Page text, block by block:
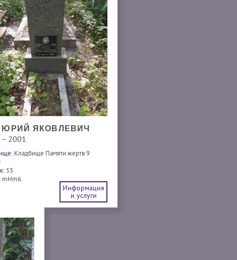
ЮРИЙ ЯКОВЛЕВИЧ
2001
Кладбище Памяти жертв 9
53
mHm6
Информация
и услуги